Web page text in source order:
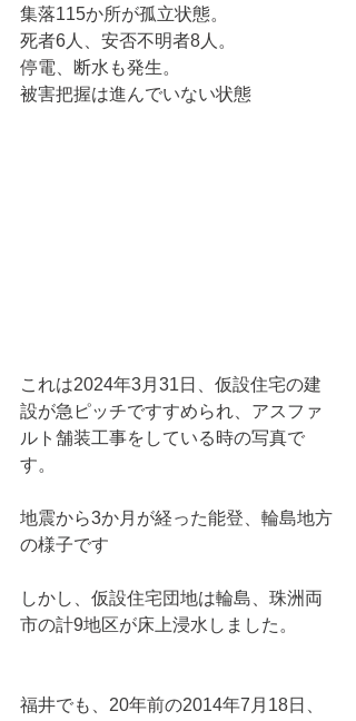
集落115か所が孤立状態。
死者6人、安否不明者8人。
停電、断水も発生。
被害把握は進んでいない状態
これは2024年3月31日、仮設住宅の建
設が急ピッチですすめられ、アスファ
ルト舗装工事をしている時の写真で
す。
地震から3か月が経った能登、輪島地方
の様子です
しかし、仮設住宅団地は輪島、珠洲両
市の計9地区が床上浸水しました。
福井でも、20年前の2014年7月18日、